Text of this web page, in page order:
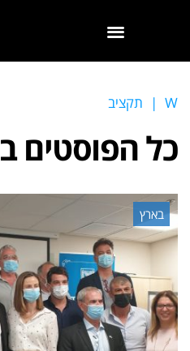
W
| תקציב
כל הפוסטים ב
בארץ